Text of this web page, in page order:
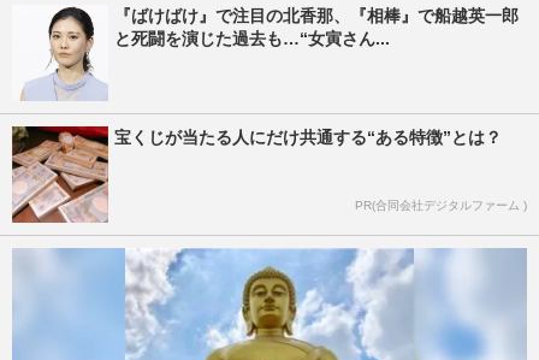
『ばけばけ』で注目の北香那、『相棒』で船越英一郎
と死闘を演じた過去も…“女寅さん...
宝くじが当たる人にだけ共通する“ある特徴”とは？
PR(合同会社デジタルファーム )